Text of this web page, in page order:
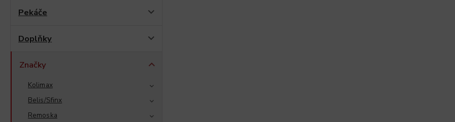
Pekáče
Doplňky
Značky
Kolimax
Belis/Sfinx
Remoska